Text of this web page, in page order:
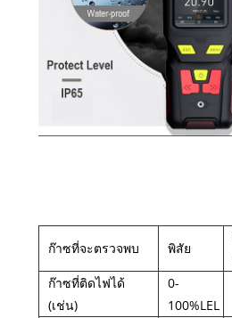
ก๊าซที่จะตรวจพบ พิสัย
ก๊าซที่ติดไฟได้
(เช่น)
0-
100%LEL